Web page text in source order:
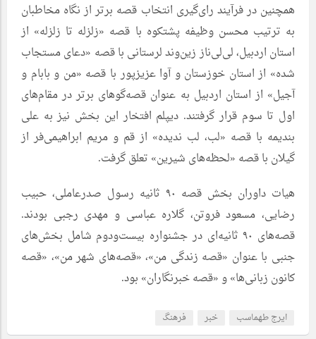
همچنین در فرآیند رای‌گیری انتخاب قصه برتر از نگاه مخاطبان
به ترتیب محسن وظیفه پشتکوه با قصه «زلزله تا زلزله» از
استان اردبیل، لی‌لی‌ناز زین‌وند لرستانی با قصه «دعای مستجاب
شده» از استان خوزستان و آوا عزیزپور با قصه «من و بابام و
آجیل» از استان اردبیل به عنوان قصه‌گوهای برتر در مقام‌های
اول تا سوم قرار گرفتند. دیپلم افتخار این بخش نیز به علی
بندیمه با قصه «لب، لب ندیده» از قم و مریم ابراهیمی‌فر از
گیلان با قصه «لحظه‌های شیرین» تعلق گرفت.
هیات داوران بخش قصه‌ ۹۰ ثانیه رسول صدرعاملی، حبیب
رضایی، مسعود فروتن، گلاره عباسی و مهدی رجبی بودند.
قصه‌های ۹۰ ثانیه‌ای در جشنواره بیست‌ودوم شامل بخش‌های
جنبی با عنوان «قصه زندگی من»، «قصه‌های شهر من»، «قصه
کانون زبانی‌ها» و «قصه خبرنگاران» بود.
ایرج طهماسب خبر فرهنگ